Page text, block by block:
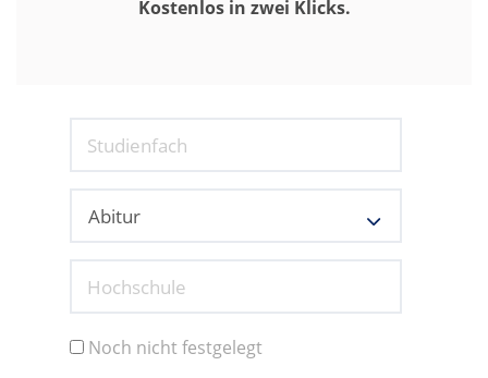
Kostenlos in zwei Klicks.
Studienfach
Hochschule
Noch nicht festgelegt